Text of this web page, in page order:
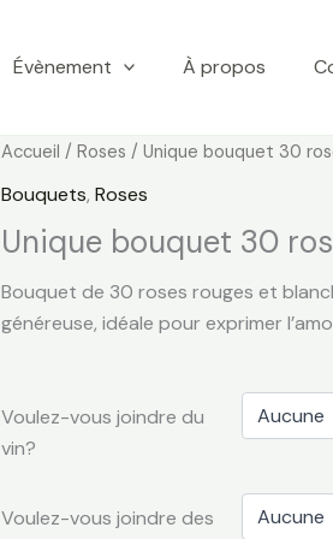
Évènement À propos
Accueil / Roses / Unique bouquet 30
Bouquets, Roses
Unique bouquet 30
Bouquet de 30 roses rouges et
généreuse, idéale pour exprimer
Voulez-vous joindre du
vin?
Voulez-vous joindre des
quantité
Unique
bouquet
roses
rouges
Le
initial
était :
Le
est :